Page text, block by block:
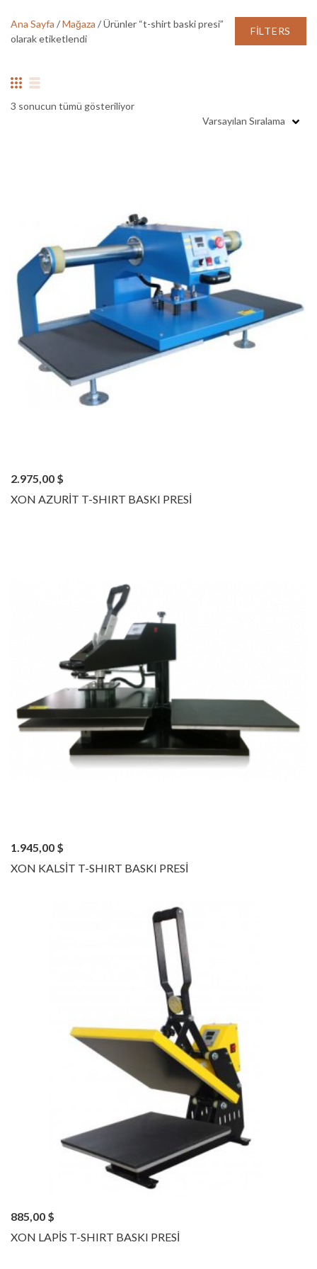
Ana Sayfa /Mağaza / Ürünler “t-shirt baski presi”
olarak etiketlendi
FILTERS
3 sonucun tümü gösteriliyor
2.975,00 $
XON AZURİT T-SHIRT BASKI PRESİ
1.945,00 $
XON KALSİT T-SHIRT BASKI PRESİ
885,00 $
XON LAPİS T-SHIRT BASKI PRESİ